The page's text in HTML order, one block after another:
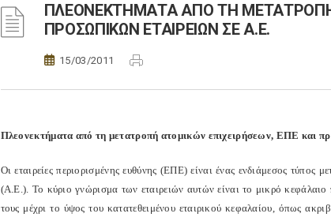
ΠΛΕΟΝΕΚΤΗΜΑΤΑ ΑΠΟ ΤΗ ΜΕΤΑΤΡΟΠΗ
ΠΡΟΣΩΠΙΚΩΝ ΕΤΑΙΡΕΙΩΝ ΣΕ Α.Ε.
15/03/2011
Πλεονεκτήματα από τη μετατροπή ατομικών επιχειρήσεων, ΕΠΕ και
Οι εταιρείες περιορισμένης ευθύνης (ΕΠΕ) είναι ένας ενδιάμεσος
(Α.Ε.). Το κύριο γνώρισμα των εταιρειών αυτών είναι το μικρό
τους μέχρι το ύψος του κατατεθειμένου εταιρικού κεφαλαίου, όπως